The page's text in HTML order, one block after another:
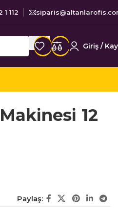
112
Giriş /
12
Paylaş: